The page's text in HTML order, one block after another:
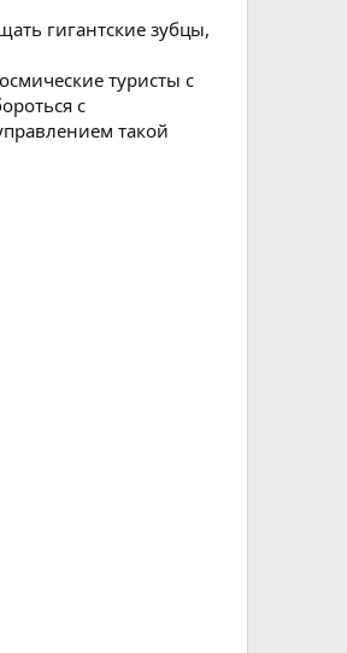
гигантские зубцы,
туристы с
с
такой